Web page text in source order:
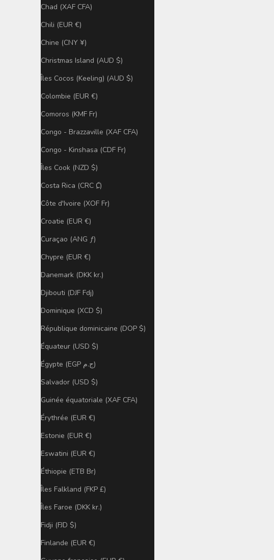
Chad (XAF CFA)
Chili (EUR €)
Chine (CNY ¥)
Christmas Island (AUD $)
Îles Cocos (Keeling) (AUD $)
Colombie (EUR €)
Comoros (KMF Fr)
Congo - Brazzaville (XAF CFA)
Congo - Kinshasa (CDF Fr)
Îles Cook (NZD $)
Costa Rica (CRC ₡)
Côte d'Ivoire (XOF Fr)
Croatie (EUR €)
Curaçao (ANG ƒ)
Chypre (EUR €)
Danemark (DKK kr.)
Djibouti (DJF Fdj)
Dominique (XCD $)
République dominicaine (DOP $)
Équateur (USD $)
Égypte (EGP ج.م)
Salvador (USD $)
Guinée équatoriale (XAF CFA)
Érythrée (EUR €)
Estonie (EUR €)
Eswatini (EUR €)
Éthiopie (ETB Br)
Îles Falkland (FKP £)
Îles Faroe (DKK kr.)
Fidji (FJD $)
Finlande (EUR €)